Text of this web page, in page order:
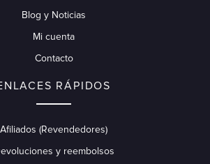
Blog y Noticias
Mi cuenta
Contacto
RÁPIDOS
Afiliados (Revendedores)
y reembolsos